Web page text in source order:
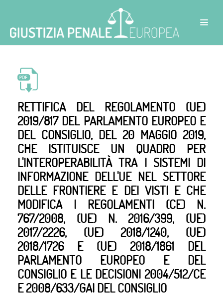
RETTIFICA DEL REGOLAMENTO (UE)
2019/817 DEL PARLAMENTO EUROPEO E
DEL CONSIGLIO, DEL 20 MAGGIO 2019,
CHE ISTITUISCE UN QUADRO PER
L'INTEROPERABILITÀ TRA I SISTEMI DI
INFORMAZIONE DELL'UE NEL SETTORE
DELLE FRONTIERE E DEI VISTI E CHE
MODIFICA I REGOLAMENTI (CE) N.
767/2008, (UE) N. 2016/399, (UE)
2017/2226, (UE) 2018/1240, (UE)
2018/1726 E (UE) 2018/1861 DEL
PARLAMENTO EUROPEO E DEL
CONSIGLIO E LE DECISIONI 2004/512/CE
E 2008/633/GAI DEL CONSIGLIO